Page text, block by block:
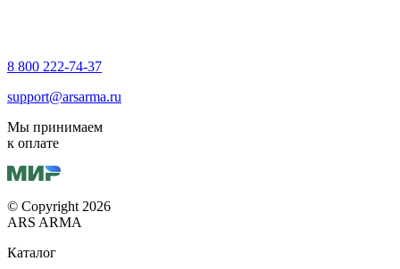
8 800 222-74-37
support@arsarma.ru
Мы принимаем
к оплате
© Copyright 2026
ARS ARMA
Каталог